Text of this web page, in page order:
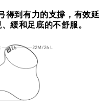
得到有力的支撐，有效延
緩和足底的不舒服。